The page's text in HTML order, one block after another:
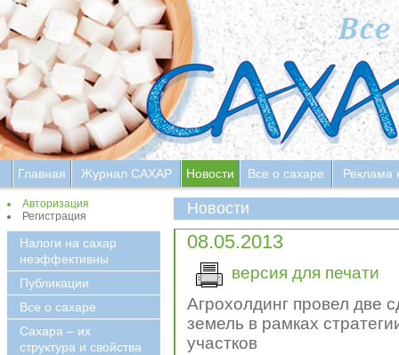
Главная Журнал САХАР Новости Все о сахаре Реклама
Авторизация
Регистрация
Налоги на сахар
неэффективны
Публикации
Все о сахаре
Сахара – их
структура и свойства
Новости
08.05.2013
версия для печати
Агрохолдинг провел две
земель в рамках
участков